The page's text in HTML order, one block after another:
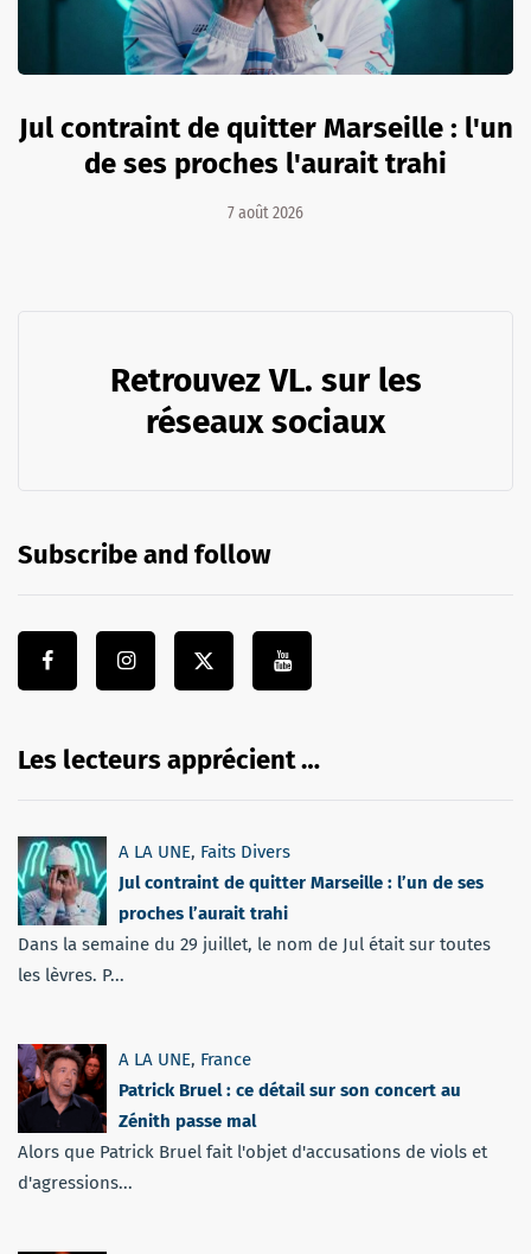
Jul contraint de quitter Marseille : l'un
de ses proches l'aurait trahi
7 août 2026
Retrouvez VL. sur les
réseaux sociaux
Subscribe and follow
Les lecteurs apprécient …
A LA UNE, Faits Divers
Jul contraint de quitter Marseille : l’un de ses
proches l’aurait trahi
Dans la semaine du 29 juillet, le nom de Jul était sur toutes
les lèvres. P...
A LA UNE, France
Patrick Bruel : ce détail sur son concert au
Zénith passe mal
Alors que Patrick Bruel fait l'objet d'accusations de viols et
d'agressions...